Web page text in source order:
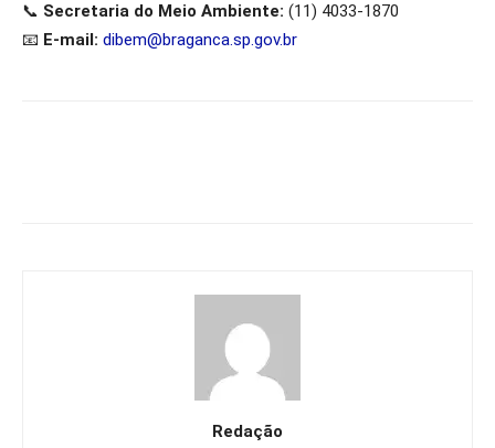
📞 Secretaria do Meio Ambiente: (11) 4033-1870
📧 E-mail: dibem@braganca.sp.gov.br
Redação